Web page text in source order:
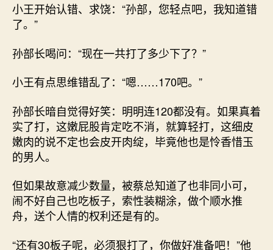
小王开始认错、求饶：“孙部，您轻点吧，我知道错
了。”
孙部长喝问：“现在一共打了多少下了？”
小王有点思维错乱了：“嗯……170吧。”
孙部长暗自觉得好笑：明明连120都没有。如果真着
实了打，这嫩屁股肯定吃不消，就算轻打，这细皮
嫩肉的说不定也会皮开肉绽，毕竟他也是怜香惜玉
的男人。
但如果故意减少数量，被蔡总知道了也非同小可，
闹不好自己也吃板子，索性装糊涂，做个顺水推
舟，送个人情的权利还是有的。
“还有30板子呢，必须狠打了，你做好准备吧！”他